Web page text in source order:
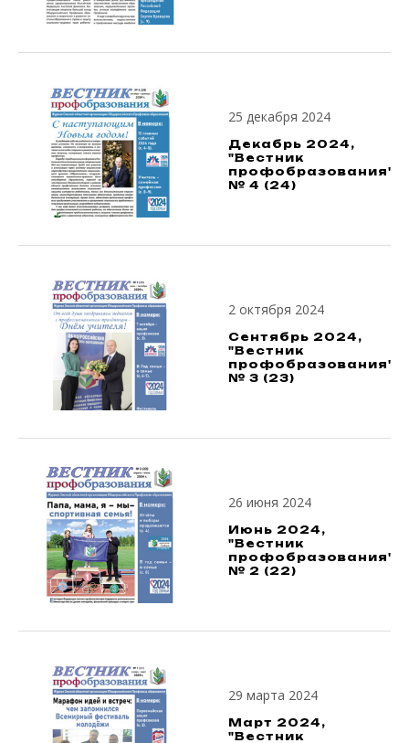
25 декабря 2024
Декабрь 2024,
"Вестник
профобразования",
№ 4 (24)
2 октября 2024
Сентябрь 2024,
"Вестник
профобразования",
№ 3 (23)
26 июня 2024
Июнь 2024,
"Вестник
профобразования",
№ 2 (22)
29 марта 2024
Март 2024,
"Вестник